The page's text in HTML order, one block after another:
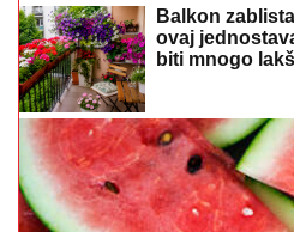
Balkon
ovaj
biti mnogo